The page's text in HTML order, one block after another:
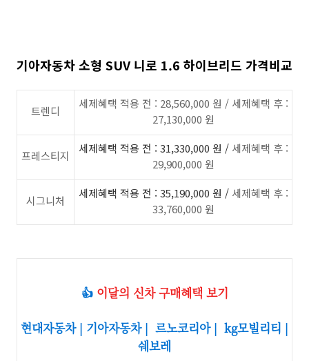
기아자동차 소형 SUV 니로 1.6 하이브리드 가격비교
트렌디
세제혜택 적용 전 : 28,560,000 원 / 세제혜택 후 :
27,130,000 원
프레스티지
세제혜택 적용 전 : 31,330,000 원 / 세제혜택 후 :
29,900,000 원
시그니처
세제혜택 적용 전 : 35,190,000 원 / 세제혜택 후 :
33,760,000 원
👍 이달의 신차 구매혜택 보기
현대자동차 | 기아자동차 | 르노코리아 | kg모빌리티 |
쉐보레